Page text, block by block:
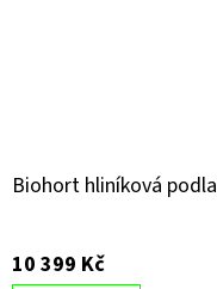
Biohort hliníková
10 399 Kč